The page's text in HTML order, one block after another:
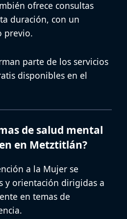
ofrece consultas
duración, con un
previo.
parte de los servicios
disponibles en el
de salud mental
en Metztitlán?
a la Mujer se
y orientación dirigidas a
en temas de